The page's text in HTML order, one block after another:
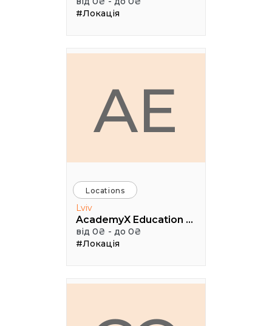
#Локація
AE
Locations
Lviv
AcademyX Education Hub
від 0₴ - до 0₴
#Локація